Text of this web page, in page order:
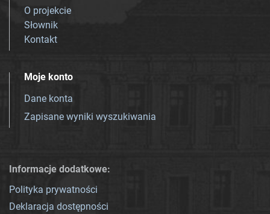
O projekcie
Słownik
Kontakt
Moje konto
Dane konta
Zapisane wyniki wyszukiwania
Informacje dodatkowe:
Polityka prywatności
Deklaracja dostępności